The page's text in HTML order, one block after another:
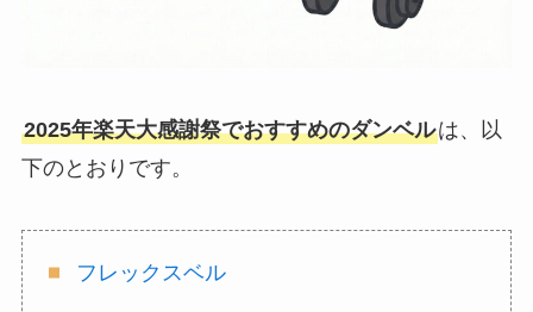
2025年楽天大感謝祭でおすすめのダンベルは、以
下のとおりです。
フレックスベル